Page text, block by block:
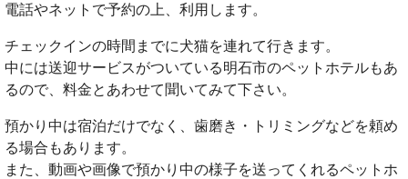
電話やネットで予約の上、利用します。
チェックインの時間までに犬猫を連れて行きます。
中には送迎サービスがついている明石市のペットホテルもあ
るので、料金とあわせて聞いてみて下さい。
預かり中は宿泊だけでなく、歯磨き・トリミングなどを頼め
る場合もあります。
また、動画や画像で預かり中の様子を送ってくれるペットホ